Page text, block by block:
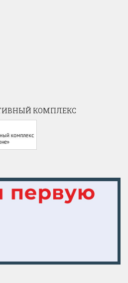
КОМПЛЕКС